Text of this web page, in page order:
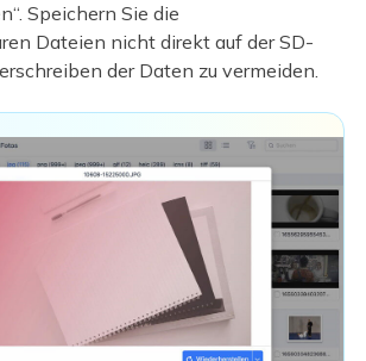
Speichern Sie die
Dateien nicht direkt auf der SD-
der Daten zu vermeiden.